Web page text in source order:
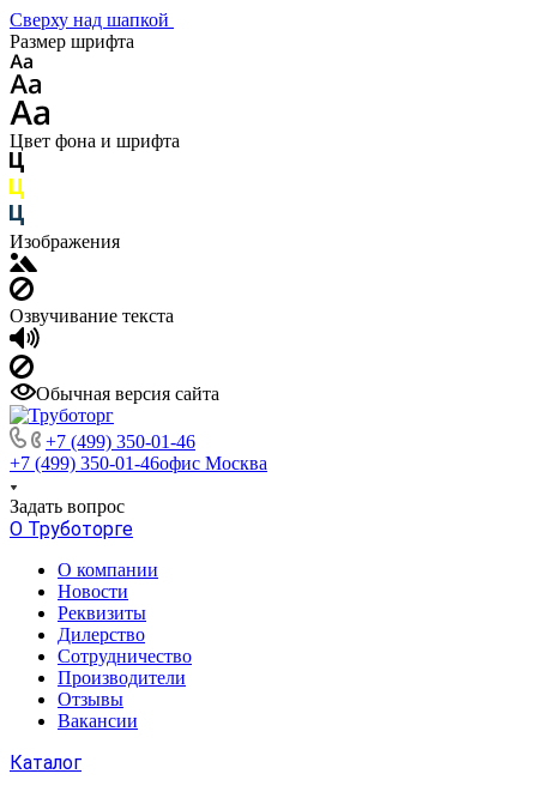
Сверху над шапкой
Размер шрифта
Цвет фона и шрифта
Изображения
Озвучивание текста
Обычная версия сайта
+7 (499) 350-01-46
+7 (499) 350-01-46офис Москва
Задать вопрос
О Труботорге
О компании
Новости
Реквизиты
Дилерство
Сотрудничество
Производители
Отзывы
Вакансии
Каталог